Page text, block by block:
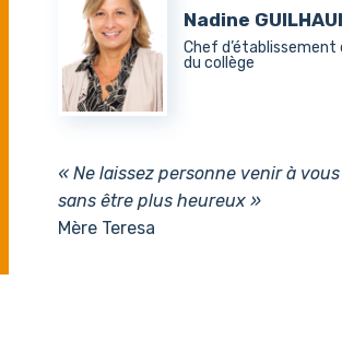
Nadine
Chef d’établissement
du collège
« Ne laissez personne venir à
sans être plus heureux »
Mère Teresa